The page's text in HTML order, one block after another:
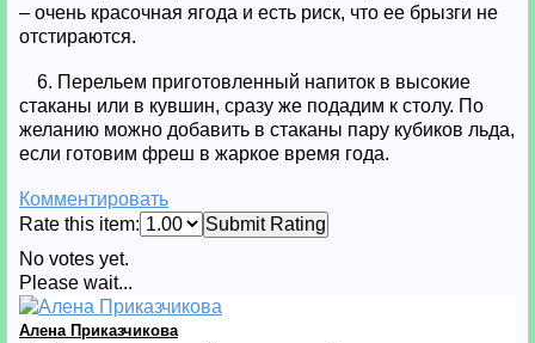
– очень красочная ягода и есть риск, что ее брызги не
отстираются.
6. Перельем приготовленный напиток в высокие
стаканы или в кувшин, сразу же подадим к столу. По
желанию можно добавить в стаканы пару кубиков льда,
если готовим фреш в жаркое время года.
Комментировать
Rate this item:
Submit Rating
No votes yet.
Please wait...
Алена Приказчикова